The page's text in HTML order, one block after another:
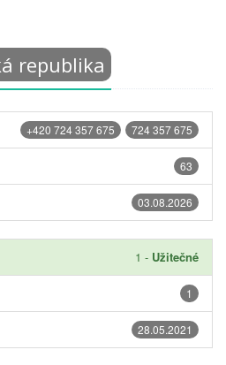
republika
724 357 675
+420 724 357 675
63
03.08.2026
1 - Užitečné
1
28.05.2021